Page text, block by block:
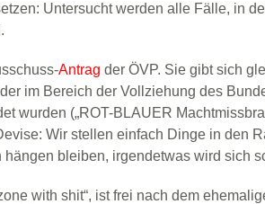
Untersucht werden alle Fälle, in
Antrag der ÖVP. Sie gibt sich
im Bereich der Vollziehung des
wurden („ROT-BLAUER
Wir stellen einfach Dinge in den
bleiben, irgendetwas wird sich
with shit“, ist frei nach dem